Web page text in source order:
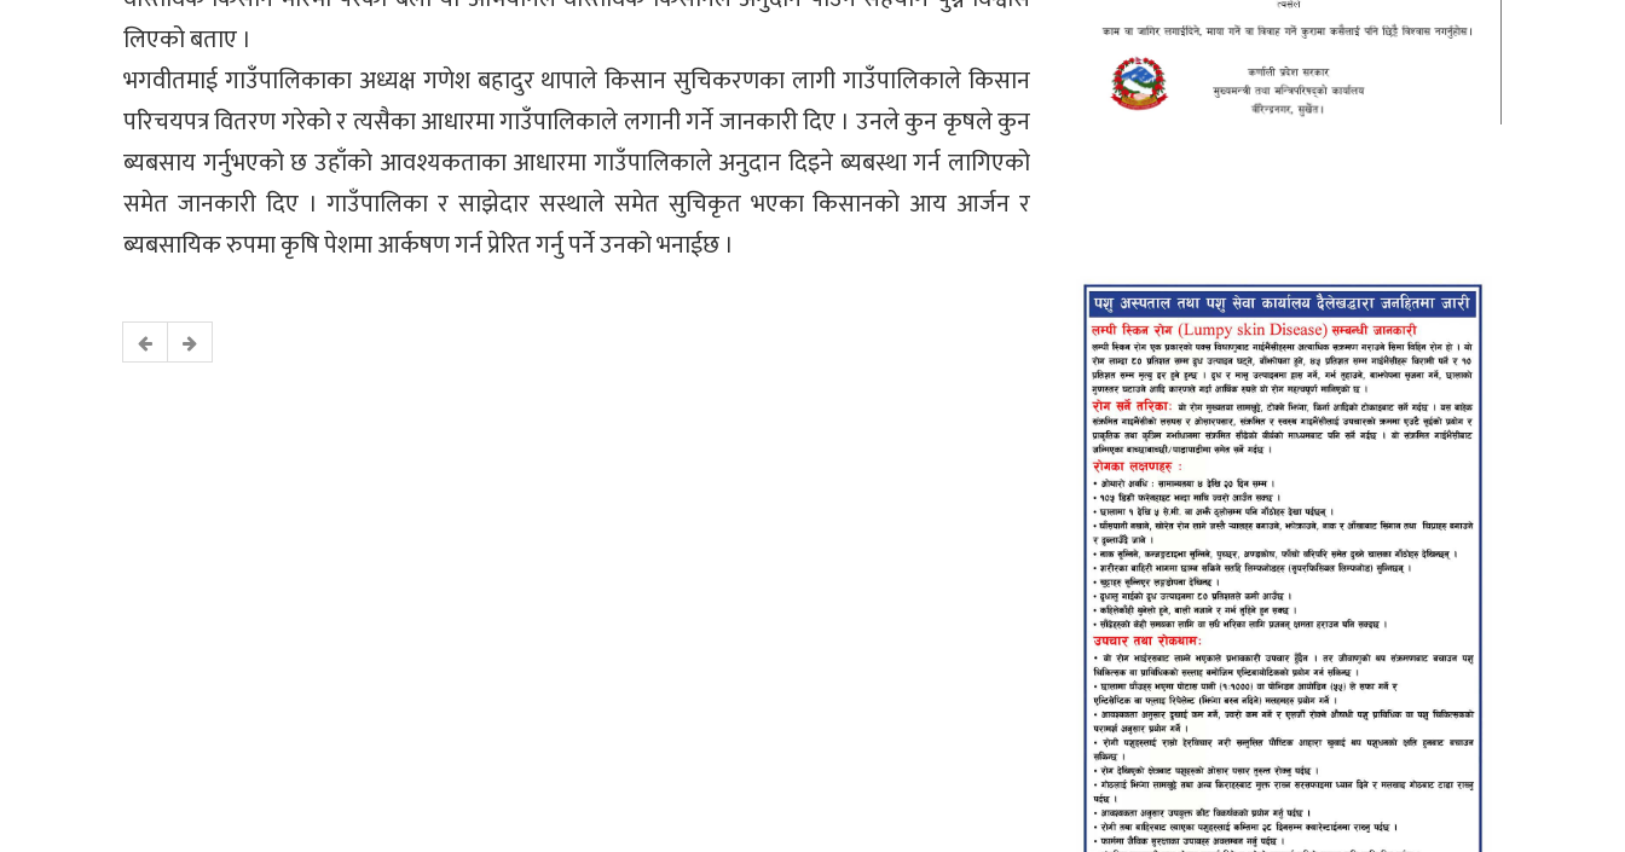
लिएको बताए ।
भगवीतमाई गाउँपालिकाका अध्यक्ष गणेश बहादुर थापाले किसान सुचिकरणका लागी गाउँपालिकाले किसान
परिचयपत्र वितरण गरेको र त्यसैका आधारमा गाउँपालिकाले लगानी गर्ने जानकारी दिए । उनले कुन कृषले कुन
ब्यबसाय गर्नुभएको छ उहाँको आवश्यकताका आधारमा गाउँपालिकाले अनुदान दिइने ब्यबस्था गर्न लागिएको
समेत जानकारी दिए । गाउँपालिका र साझेदार सस्थाले समेत सुचिकृत भएका किसानको आय आर्जन र
ब्यबसायिक रुपमा कृषि पेशमा आर्कषण गर्न प्रेरित गर्नु पर्ने उनको भनाईछ ।